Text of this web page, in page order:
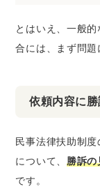
とはいえ、一般
合には、まず問題
依頼内容に
民事法律扶助制
について、 勝訴の
です。